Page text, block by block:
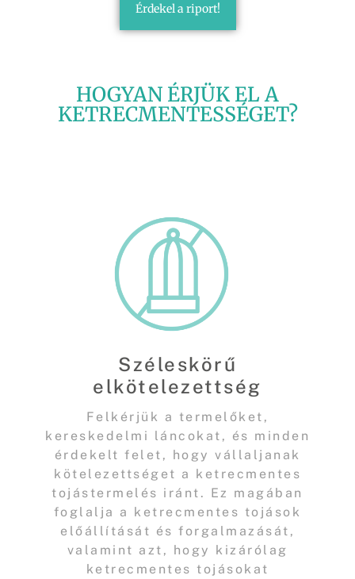
Érdekel a riport!
HOGYAN ÉRJÜK EL A
KETRECMENTESSÉGET?
Széleskörű
elkötelezettség
Felkérjük a termelőket,
kereskedelmi láncokat, és minden
érdekelt felet, hogy vállaljanak
kötelezettséget a ketrecmentes
tojástermelés iránt. Ez magában
foglalja a ketrecmentes tojások
előállítását és forgalmazását,
valamint azt, hogy kizárólag
ketrecmentes tojásokat